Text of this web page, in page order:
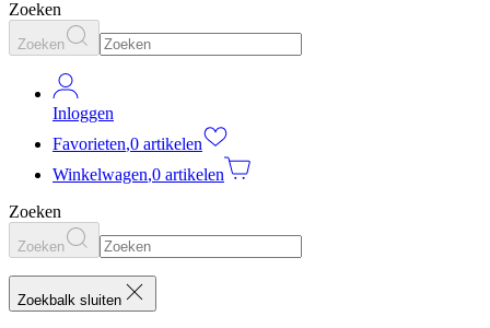
Zoeken
Zoeken
Inloggen
Favorieten,0 artikelen
Winkelwagen,0 artikelen
Zoeken
Zoeken
Zoekbalk sluiten